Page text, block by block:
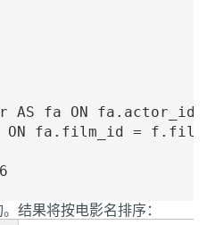
AS fa ON
f ON fa.film_id =
结果将按电影名排序：